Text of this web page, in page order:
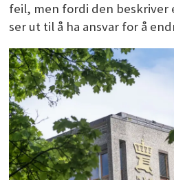
feil, men fordi den beskriver
ser ut til å ha ansvar for å